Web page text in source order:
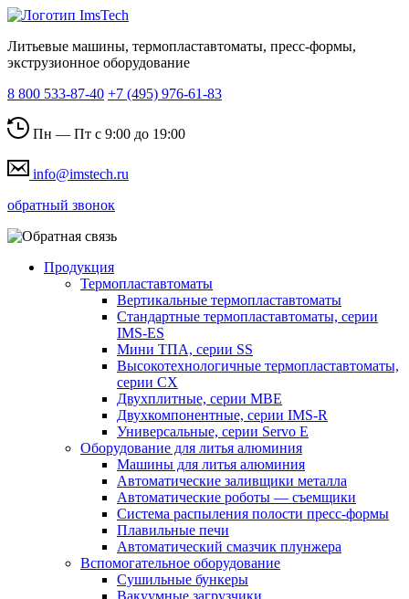
Литьевые машины, термопластавтоматы, пресс-формы,
экструзионное оборудование
8 800 533-87-40 +7 (495) 976-61-83
Пн — Пт с 9:00 до 19:00
info@imstech.ru
обратный звонок
Продукция
Термопластавтоматы
Вертикальные термопластавтоматы
Стандартные термопластавтоматы, серии
IMS-ES
Мини ТПА, серии SS
Высокотехнологичные термопластавтоматы,
серии СХ
Двухплитные, серии MBE
Двухкомпонентные, серии IMS-R
Универсальные, серии Servo E
Оборудование для литья алюминия
Машины для литья алюминия
Автоматические заливщики металла
Автоматические роботы — съемщики
Система распыления полости пресс-формы
Плавильные печи
Автоматический смазчик плунжера
Вспомогательное оборудование
Сушильные бункеры
Вакуумные загрузчики